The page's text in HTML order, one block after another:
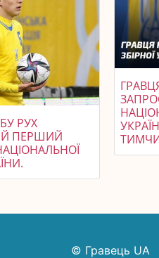
РУХ
ПЕРШИЙ
© Гравець UA